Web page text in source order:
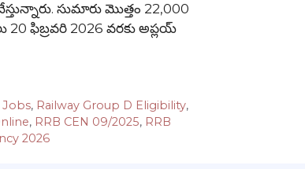
సుమారు మొత్తం 22,000
ఫిబ్రవరి 2026 వరకు అప్లయ్
Jobs, Railway Group D Eligibility,
, RRB CEN 09/2025, RRB
2026